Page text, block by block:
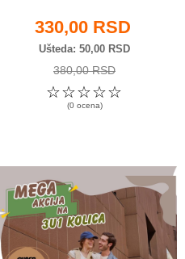
330,00 RSD
Ušteda 50,00 RSD
380,00 RSD
☆
☆
☆
☆
☆
(0 ocena)